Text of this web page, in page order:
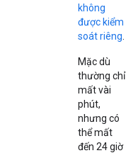
không
được kiểm
soát riêng
Mặc dù
thường chỉ
mất vài
phút,
nhưng có
thể mất
đến 24 giờ